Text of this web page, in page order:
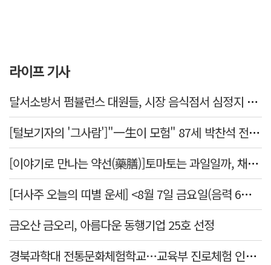
라이프 기사
달서소방서 펌뷸런스 대원들, 시장 음식점서 심정지 환자 생명 살려
[털보기자의 '그사람']"一生이 모험" 87세 박찬석 전 경북대 총장
[이야기로 만나는 약선(藥膳)]토마토는 과일일까, 채소일까
[더사주 오늘의 띠별 운세] <8월 7일 금요일(음력 6월25일)>
금오산 금오리, 아름다운 동행기업 25호 선정
경북과학대 전통문화체험학교…교육부 진로체험 인증기관 선정